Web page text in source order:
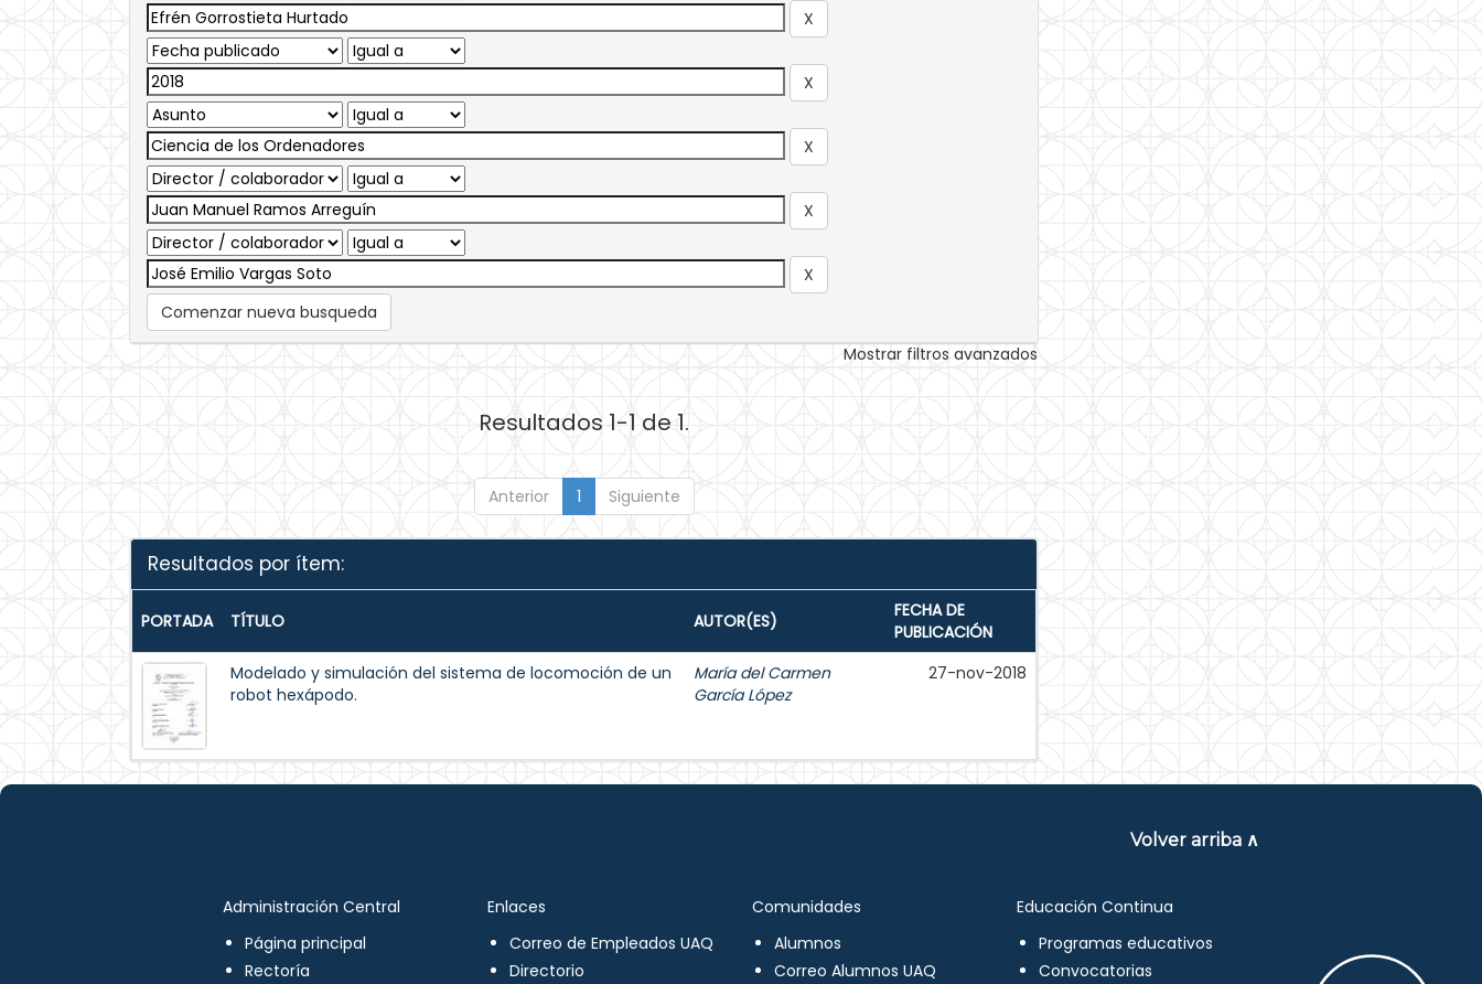
Comenzar nueva busqueda
Mostrar filtros avanzados
Resultados 1-1 de 1.
Anterior 1 Siguiente
Resultados por ítem:
PORTADA TÍTULO AUTOR(ES)
FECHA DE
PUBLICACIÓN
Modelado y simulación del sistema de locomoción de un
robot hexápodo.
María del Carmen
García López
27-nov-2018
Volver arriba ∧
Administración Central
Página principal
Rectoría
Enlaces
Correo de Empleados UAQ
Directorio
Comunidades
Alumnos
Correo Alumnos UAQ
Educación Continua
Programas educativos
Convocatorias